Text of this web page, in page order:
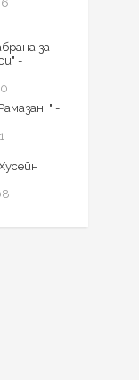
за
-
" -